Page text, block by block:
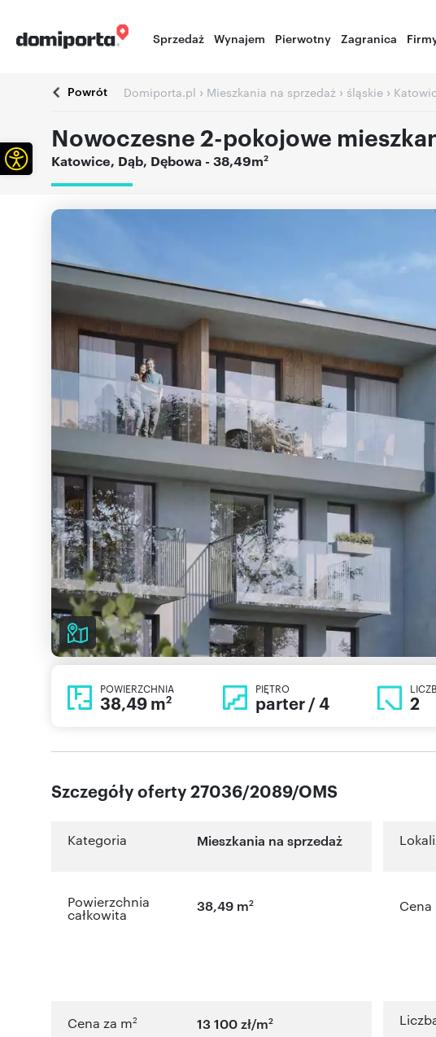
Sprzedaż Wynajem Pierwotny Zagranica
Powrót Domiporta.pl › Mieszkania na sprzedaż › śląskie ›
Nowoczesne 2-pokojowe
Katowice, Dąb, Dębowa - 38,49m2
POWIERZCHNIA
38,49 m2
PIĘTRO
parter / 4 2
Szczegóły oferty 27036/2089/OMS
Kategoria Mieszkania na sprzedaż
Powierzchnia
całkowita
38,49 m2 Cena
Cena za m2 13 100 zł/m2
Otwórz pasek narzędzi